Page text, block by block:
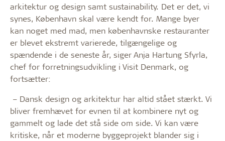
arkitektur og design samt sustainability. Det er det, vi
synes, København skal være kendt for. Mange byer
kan noget med mad, men københavnske restauranter
er blevet ekstremt varierede, tilgængelige og
spændende i de seneste år, siger Anja Hartung Sfyrla,
chef for forretningsudvikling i Visit Denmark, og
fortsætter:
– Dansk design og arkitektur har altid stået stærkt. Vi
bliver fremhævet for evnen til at kombinere nyt og
gammelt og lade det stå side om side. Vi kan være
kritiske, når et moderne byggeprojekt blander sig i